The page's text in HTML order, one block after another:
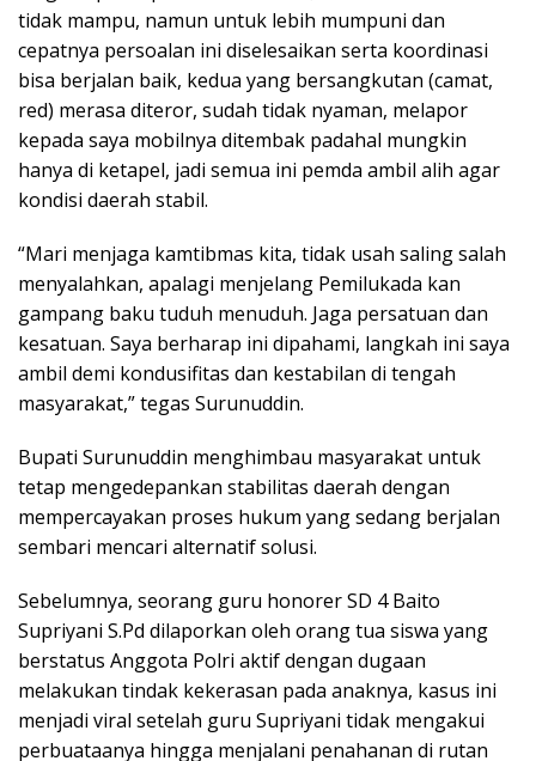
tidak mampu, namun untuk lebih mumpuni dan
cepatnya persoalan ini diselesaikan serta koordinasi
bisa berjalan baik, kedua yang bersangkutan (camat,
red) merasa diteror, sudah tidak nyaman, melapor
kepada saya mobilnya ditembak padahal mungkin
hanya di ketapel, jadi semua ini pemda ambil alih agar
kondisi daerah stabil.
“Mari menjaga kamtibmas kita, tidak usah saling salah
menyalahkan, apalagi menjelang Pemilukada kan
gampang baku tuduh menuduh. Jaga persatuan dan
kesatuan. Saya berharap ini dipahami, langkah ini saya
ambil demi kondusifitas dan kestabilan di tengah
masyarakat,” tegas Surunuddin.
Bupati Surunuddin menghimbau masyarakat untuk
tetap mengedepankan stabilitas daerah dengan
mempercayakan proses hukum yang sedang berjalan
sembari mencari alternatif solusi.
Sebelumnya, seorang guru honorer SD 4 Baito
Supriyani S.Pd dilaporkan oleh orang tua siswa yang
berstatus Anggota Polri aktif dengan dugaan
melakukan tindak kekerasan pada anaknya, kasus ini
menjadi viral setelah guru Supriyani tidak mengakui
perbuataanya hingga menjalani penahanan di rutan